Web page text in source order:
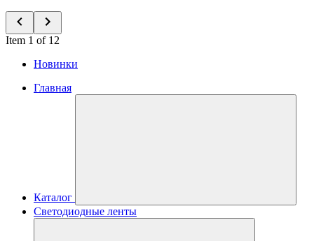
Item 1 of 12
Новинки
Главная
Каталог
Светодиодные ленты